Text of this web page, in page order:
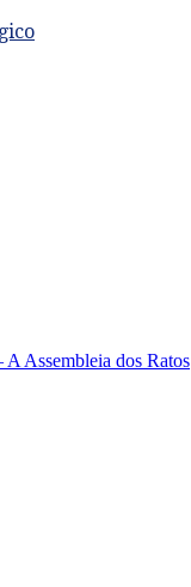
A Assembleia dos Ratos